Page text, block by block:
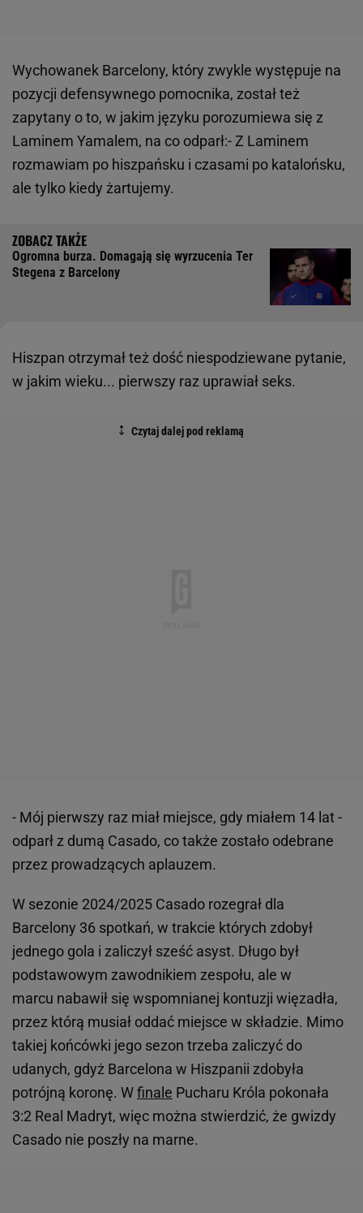
Wychowanek Barcelony, który zwykle występuje na
pozycji defensywnego pomocnika, został też
zapytany o to, w jakim języku porozumiewa się z
Laminem Yamalem, na co odparł:- Z Laminem
rozmawiam po hiszpańsku i czasami po katalońsku,
ale tylko kiedy żartujemy.
Ogromna burza. Domagają się wyrzucenia Ter
Stegena z Barcelony
Hiszpan otrzymał też dość niespodziewane pytanie,
w jakim wieku... pierwszy raz uprawiał seks.
- Mój pierwszy raz miał miejsce, gdy miałem 14 lat -
odparł z dumą Casado, co także zostało odebrane
przez prowadzących aplauzem.
W sezonie 2024/2025 Casado rozegrał dla
Barcelony 36 spotkań, w trakcie których zdobył
jednego gola i zaliczył sześć asyst. Długo był
podstawowym zawodnikiem zespołu, ale w
marcu nabawił się wspomnianej kontuzji więzadła,
przez którą musiał oddać miejsce w składzie. Mimo
takiej końcówki jego sezon trzeba zaliczyć do
udanych, gdyż Barcelona w Hiszpanii zdobyła
potrójną koronę. Wfinale Pucharu Króla pokonała
3:2 Real Madryt, więc można stwierdzić, że gwizdy
Casado nie poszły na marne.